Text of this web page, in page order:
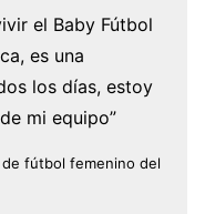
el Baby Fútbol
es una
los días, estoy
mi equipo”
de fútbol femenino del